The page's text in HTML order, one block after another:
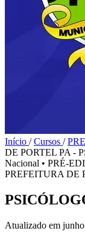
Início / Cursos /
DE PORTEL PA -
Nacional • PRÉ-
PREFEITURA DE
Atualizado em